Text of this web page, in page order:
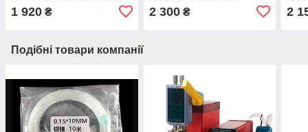
1 920 ₴
акумуляторів 18650
2 300₴ 2
Подібні товари компанії